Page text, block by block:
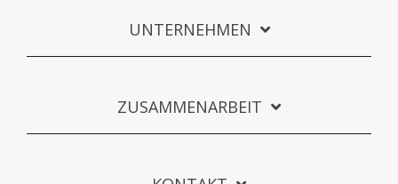
UNTERNEHMEN
ZUSAMMENARBEIT